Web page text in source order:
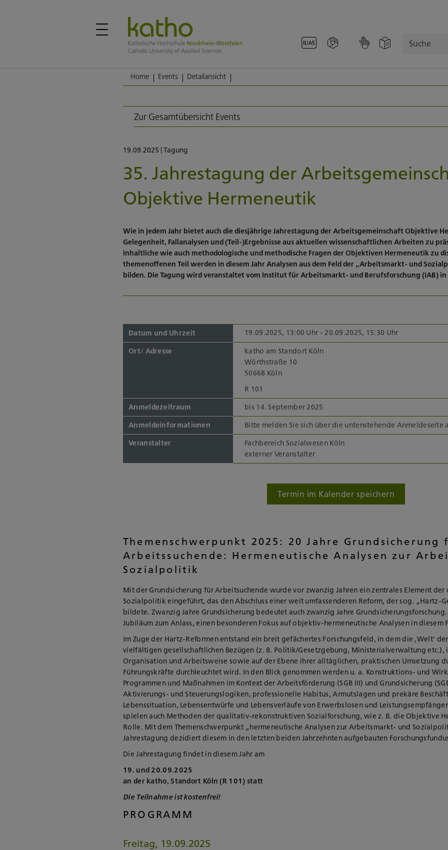
Suche
Home Events Detailansicht
Zur Gesamtübersicht Events
19.09.2025 | Tagung
35. Jahrestagung der
Objektive Hermeneutik
Wie in jedem Jahr bietet auch die diesjährige Jahrestagung der Arbeitsgemeinschaft Objektive
Gelegenheit, Fallanalysen und (Teil-)Ergebnisse aus aktuellen wissenschaftlichen Arbeiten zu
inhaltliche wie auch methodologische und methodische Fragen der Objektiven Hermeneutik zu
themenoffenen Teil werden in diesem Jahr Analysen aus dem Feld der „Arbeitsmarkt- und
bilden. Die Tagung wird veranstaltet vom Institut für Arbeitsmarkt- und Berufsforschung (IAB)
Datum und Uhrzeit 19.09.2025, 13:00 Uhr - 20.09.2025, 15:30 Uhr
Ort/ Adresse
katho am Standort Köln
Wörthstraße 10
50668 Köln
R 101
Anmeldezeitraum
bis 14. September 2025
Anmeldeinformationen
Bitte melden Sie sich über die untenstehende Anmeldeseite
Veranstalter
Fachbereich Sozialwesen Köln
externer Veranstalter
Termin im Kalender speichern
Themenschwerpunkt 2025: 20 Jahre Grundsicherung
Arbeitssuchende: Hermeneutische Analysen zur
Sozialpolitik
Mit der Grundsicherung für Arbeitsuchende wurde vor zwanzig Jahren ein zentrales Element
Sozialpolitik eingeführt, das den Abschluss einer weit umfassenderen Reform, der sog. „Hartz-
bildete. Zwanzig Jahre Grundsicherung bedeutet auch zwanzig Jahre
Jubiläum zum Anlass, einen besonderen Fokus auf objektiv-hermeneutische Analysen in diesem
Im Zuge der Hartz-Reformen entstand ein breit gefächertes Forschungsfeld, in dem die ‚Welt‘
vielfältigen gesellschaftlichen Bezügen (z. B. Politik/Gesetzgebung, Ministerialverwaltung etc.),
Organisation und Arbeitsweise sowie auf der Ebene ihrer alltäglichen, praktischen Umsetzung
Führungskräfte durchleuchtet wird. In den Blick genommen werden u. a. Konstruktions- und
Programmen und Maßnahmen im Kontext der Arbeitsförderung (SGB III) und Grundsicherung
Aktivierungs- und Steuerungslogiken, professionelle Habitus, Armutslagen und prekäre
Lebenssituation, Lebensentwürfe und Lebensverläufe von Erwerbslosen und
spielen auch Methoden der qualitativ-rekonstruktiven Sozialforschung, wie z. B. die Objektive
Rolle. Mit dem Themenschwerpunkt „hermeneutische Analysen zur Arbeitsmarkt- und
Jahrestagung dezidiert diesem in den letzten beiden Jahrzehnten aufgebauten
Die Jahrestagung findet in diesem Jahr am
19. und 20.09.2025
an der katho, Standort Köln (R 101) statt
Die Teilnahme ist kostenfrei!
PROGRAMM
Freitag, 19.09.2025